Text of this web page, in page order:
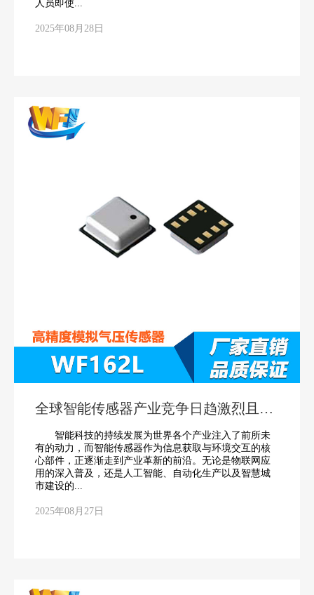
人员即使...
2025年08月28日
全球智能传感器产业竞争日趋激烈且不
智能科技的持续发展为世界各个产业注入了前所未
有的动力，而智能传感器作为信息获取与环境交互的核
心部件，正逐渐走到产业革新的前沿。无论是物联网应
用的深入普及，还是人工智能、自动化生产以及智慧城
市建设的...
2025年08月27日